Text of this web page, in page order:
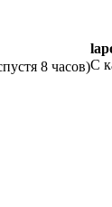
8 часов)С